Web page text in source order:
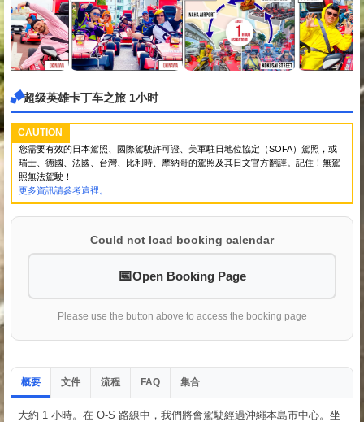
超级英雄卡丁车之旅 1小时
CAUTION
您需要有效的日本駕照、國際駕駛許可證、美軍駐日地位協定（SOFA）駕照，或
瑞士、德國、法國、台灣、比利時、摩納哥的駕照及其日文官方翻譯。記住！無駕
照無法駕駛！
更多資訊請參考這裡。
Could not load booking calendar
Open Booking Page
Please use the button above to access the booking page
概要 文件 流程 FAQ 集合
大約 1 小時。在 O-S 路線中，我們將會駕駛經過沖繩本島市中心。坐